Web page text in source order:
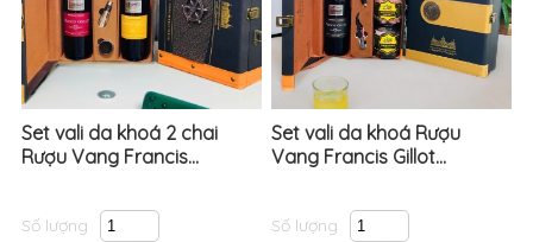
Set vali da khoá 2 chai
Rượu Vang Francis...
Số lượng
Set vali da khoá Rượu
Vang Francis Gillot...
Số lượng